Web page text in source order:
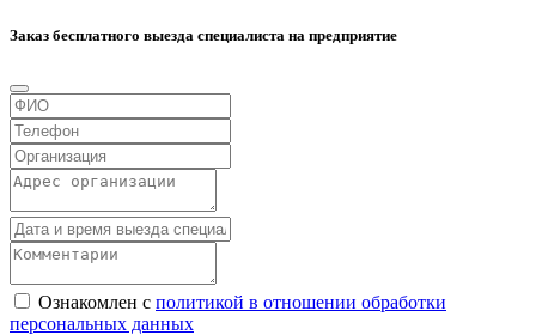
Заказ бесплатного выезда специалиста на предприятие
Ознакомлен с политикой в отношении обработки
персональных данных